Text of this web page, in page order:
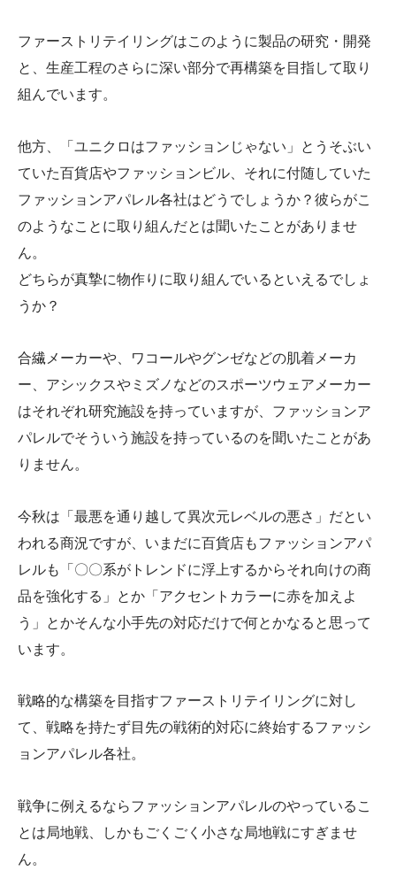
ファーストリテイリングはこのように製品の研究・開発
と、生産工程のさらに深い部分で再構築を目指して取り
組んでいます。
他方、「ユニクロはファッションじゃない」とうそぶい
ていた百貨店やファッションビル、それに付随していた
ファッションアパレル各社はどうでしょうか？彼らがこ
のようなことに取り組んだとは聞いたことがありませ
ん。
どちらが真摯に物作りに取り組んでいるといえるでしょ
うか？
合繊メーカーや、ワコールやグンゼなどの肌着メーカ
ー、アシックスやミズノなどのスポーツウェアメーカー
はそれぞれ研究施設を持っていますが、ファッションア
パレルでそういう施設を持っているのを聞いたことがあ
りません。
今秋は「最悪を通り越して異次元レベルの悪さ」だとい
われる商況ですが、いまだに百貨店もファッションアパ
レルも「〇〇系がトレンドに浮上するからそれ向けの商
品を強化する」とか「アクセントカラーに赤を加えよ
う」とかそんな小手先の対応だけで何とかなると思って
います。
戦略的な構築を目指すファーストリテイリングに対し
て、戦略を持たず目先の戦術的対応に終始するファッシ
ョンアパレル各社。
戦争に例えるならファッションアパレルのやっているこ
とは局地戦、しかもごくごく小さな局地戦にすぎませ
ん。